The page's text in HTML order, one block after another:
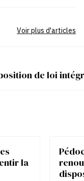
de loi
Voir plus d'articles
la